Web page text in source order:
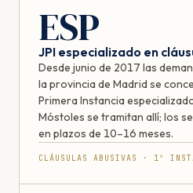
ESP
JPI especializado en
Desde junio de 2017 las
la provincia de Madrid se
Primera Instancia
Móstoles se tramitan allí; los
en plazos de 10–16 meses.
CLÁUSULAS ABUSIVAS · 1ª